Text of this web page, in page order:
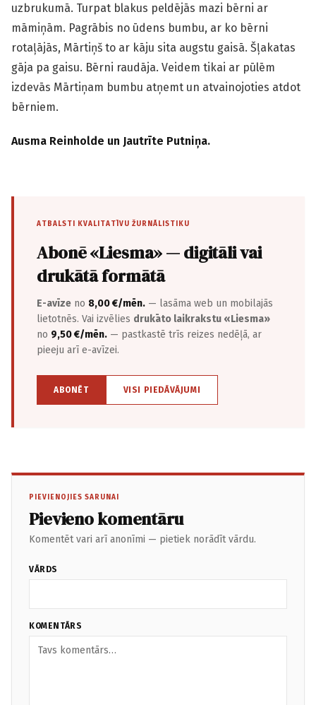
uzbrukumā. Turpat blakus peldējās mazi bērni ar
māmiņām. Pagrābis no ūdens bumbu, ar ko bērni
rotaļājās, Mārtiņš to ar kāju sita augstu gaisā. Šļakatas
gāja pa gaisu. Bērni raudāja. Veidem tikai ar pūlēm
izdevās Mārtiņam bumbu atņemt un atvainojoties atdot
bērniem.
Ausma Reinholde un Jautrīte Putniņa.
ATBALSTI KVALITATĪVU ŽURNĀLISTIKU
Abonē «Liesma» — digitāli vai
drukātā formātā
E-avīze no 8,00 €/mēn. — lasāma web un mobilajās
lietotnēs. Vai izvēlies drukāto laikrakstu «Liesma»
no 9,50 €/mēn. — pastkastē trīs reizes nedēļā, ar
pieeju arī e-avīzei.
ABONĒT VISI PIEDĀVĀJUMI
PIEVIENOJIES SARUNAI
Pievieno komentāru
Komentēt vari arī anonīmi — pietiek norādīt vārdu.
VĀRDS
KOMENTĀRS